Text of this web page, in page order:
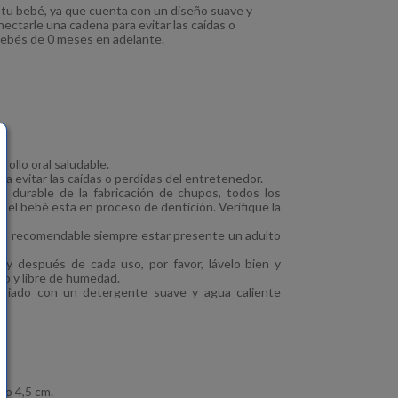
bebé, ya que cuenta con un diseño suave y
una cadena para evitar las caídas o
de 0 meses en adelante.
oral saludable.
evitar las caídas o perdidas del entretenedor.
durable de la fabricación de chupos, todos los
el bebé esta en proceso de dentición. Verifique la
recomendable siempre estar presente un adulto
y después de cada uso, por favor, lávelo bien y
y libre de humedad.
con un detergente suave y agua caliente
4,5 cm.